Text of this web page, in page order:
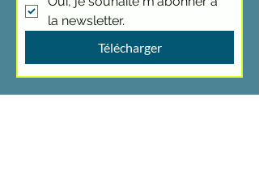
la newsletter.
Télécharger